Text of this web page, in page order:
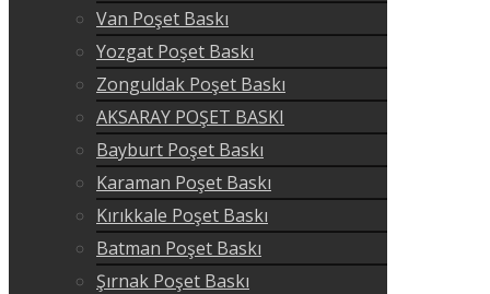
Van Poşet Baskı
Yozgat Poşet Baskı
Zonguldak Poşet Baskı
AKSARAY POŞET BASKI
Bayburt Poşet Baskı
Karaman Poşet Baskı
Kırıkkale Poşet Baskı
Batman Poşet Baskı
Şırnak Poşet Baskı